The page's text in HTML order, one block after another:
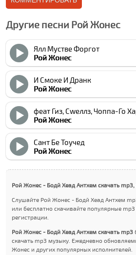
Другие песни Рой Жонес
Ялл Мустве Форгот
Рой Жонес
И Смоке И Дранк
Рой Жонес
феат Гиз, Сwеллз, Чоппа-Го
Рой Жонес
Cант Бе Тоучед
Рой Жонес
Рой Жонес - Бодй Хеад Антхем скачать
Слушайте Рой Жонес - Бодй Хеад Антхем
или бесплатно скачивайте популярные
регистрации.
Рой Жонес - Бодй Хеад Антхем скачать mp3
скачать mp3 музыку. Ежедневно
Жонес и других популярных исполнителей.